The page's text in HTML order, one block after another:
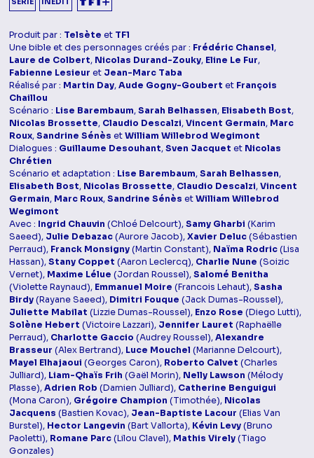
Produit par : Telsète et TF1
Une bible et des personnages créés par : Frédéric Chansel,
Laure de Colbert, Nicolas Durand-Zouky, Eline Le Fur,
Fabienne Lesieur et Jean-Marc Taba
Réalisé par : Martin Day,Aude Gogny-Goubert et François
Chaillou
Scénario : Lise Barembaum,Sarah Belhassen, Elisabeth Bost,
Nicolas Brossette, Claudio Descalzi,Vincent Germain, Marc
Roux,Sandrine Sénès etWilliam Willebrod Wegimont
Dialogues : Guillaume Desouhant,Sven Jacquet et Nicolas
Chrétien
Scénario et adaptation : Lise Barembaum,Sarah Belhassen,
Elisabeth Bost, Nicolas Brossette, Claudio Descalzi,Vincent
Germain, Marc Roux,Sandrine Sénès etWilliam Willebrod
Wegimont
Avec : Ingrid Chauvin (Chloé Delcourt),Samy Gharbi (Karim
Saeed), Julie Debazac(Aurore Jacob),Xavier Deluc(Sébastien
Perraud), Franck Monsigny(Martin Constant), Naïma Rodric(Lisa
Hassan),Stany Coppet (Aaron Leclercq), Charlie Nune (Soizic
Vernet), Maxime Lélue (Jordan Roussel),Salomé Benitha
(Violette Raynaud), Emmanuel Moire (Francois Lehaut),Sasha
Birdy(Rayane Saeed), Dimitri Fouque (Jack Dumas-Roussel),
Juliette Mabilat (Lizzie Dumas-Roussel), Enzo Rose (Diego Lutti),
Solène Hebert (Victoire Lazzari), Jennifer Lauret (Raphaëlle
Perraud), Charlotte Gaccio (Audrey Roussel),Alexandre
Brasseur (Alex Bertrand), Luce Mouchel (Marianne Delcourt),
Mayel Elhajaoui (Georges Caron), Roberto Calvet (Charles
Julliard), Liam-Qhaïs Frih (Gaël Morin), Nelly Lawson (Mélody
Plasse),Adrien Rob (Damien Julliard), Catherine Benguigui
(Mona Caron), Grégoire Champion (Timothée), Nicolas
Jacquens (Bastien Kovac), Jean-Baptiste Lacour (Elias Van
Burstel), Hector Langevin (Bart Vallorta), Kévin Levy(Bruno
Paoletti), Romane Parc(Lilou Clavel), Mathis Virely(Tiago
Gonzales)